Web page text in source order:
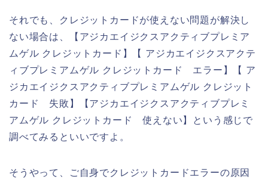
それでも、クレジットカードが使えない問題が解決し
ない場合は、【アジカエイジクスアクティブプレミア
ムゲル クレジットカード】【 アジカエイジクスアクテ
ィブプレミアムゲル クレジットカード エラー】【 ア
ジカエイジクスアクティブプレミアムゲル クレジット
カード 失敗】【アジカエイジクスアクティブプレミ
アムゲル クレジットカード 使えない】という感じで
調べてみるといいですよ。
そうやって、ご自身でクレジットカードエラーの原因